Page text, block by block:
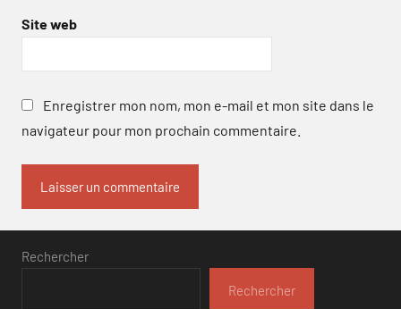
Site web
Enregistrer mon nom, mon e-mail et mon site dans le
navigateur pour mon prochain commentaire.
Rechercher
Rechercher